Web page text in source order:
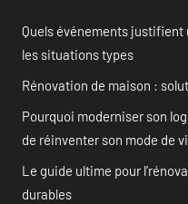
Quels événements
les situations types
Rénovation de maison :
Pourquoi moderniser son
de réinventer son mode de
Le guide ultime pour
durables